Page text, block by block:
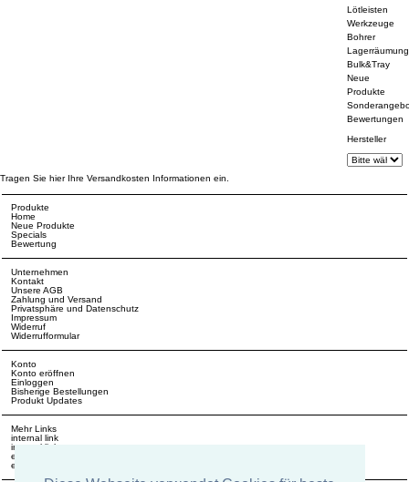
Lötleisten
Werkzeuge
Bohrer
Lagerräumung
Bulk&Tray
Neue
Produkte
Bewertungen
Hersteller
Tragen Sie hier Ihre Versandkosten Informationen ein.
Produkte
Home
Neue Produkte
Specials
Bewertung
Unternehmen
Kontakt
Unsere AGB
Zahlung und Versand
Privatsphäre und Datenschutz
Impressum
Widerruf
Widerrufformular
Konto
Konto eröffnen
Einloggen
Bisherige Bestellungen
Produkt Updates
Mehr Links
internal link
internal link
external link
external link